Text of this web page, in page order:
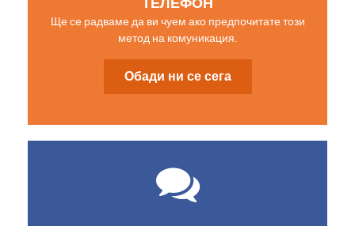
Ще се радваме да ви чуем ако предпочитате този
метод на комуникация.
Обади ни се сега